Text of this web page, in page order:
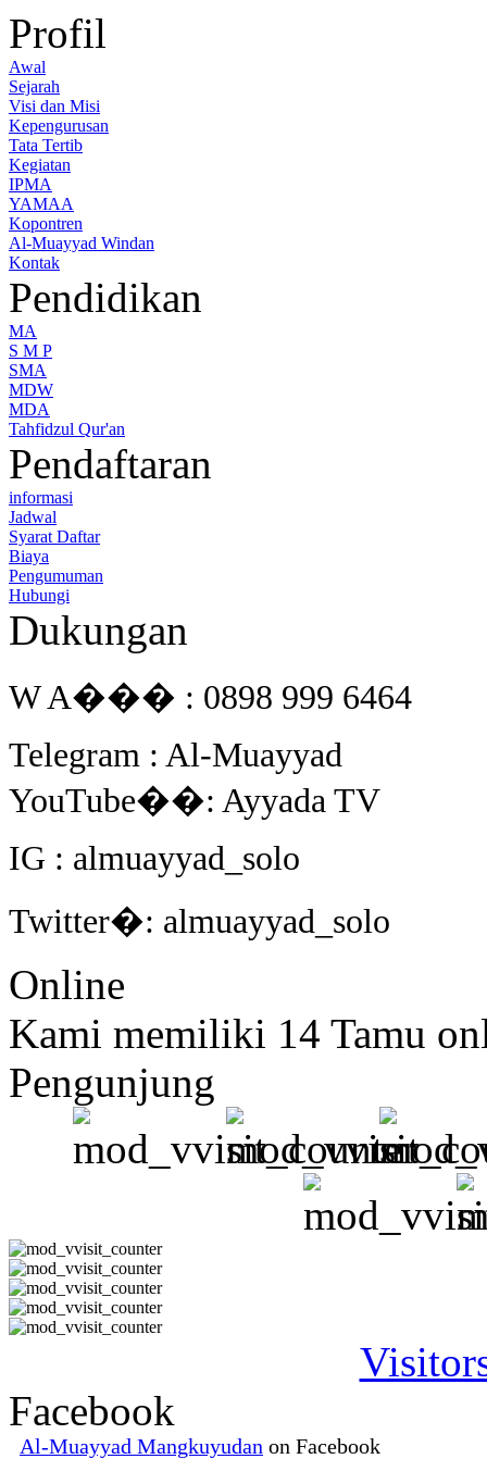
Profil
Awal
Sejarah
Visi dan Misi
Kepengurusan
Tata Tertib
Kegiatan
IPMA
YAMAA
Kopontren
Al-Muayyad Windan
Kontak
Pendidikan
MA
S M P
SMA
MDW
MDA
Tahfidzul Qur'an
Pendaftaran
informasi
Jadwal
Syarat Daftar
Biaya
Pengumuman
Hubungi
Dukungan
W A��� : 0898 999 6464
Telegram : Al-Muayyad
YouTube��: Ayyada TV
IG : almuayyad_solo
Twitter�: almuayyad_solo
Online
Kami memiliki 14 Tamu
Pengunjung
Facebook
Al-Muayyad Mangkuyudan on Facebook